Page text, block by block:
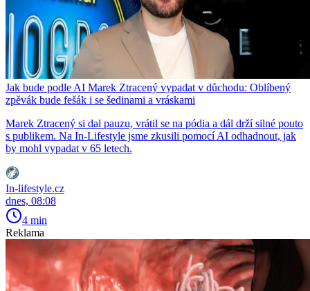
Jak bude podle AI Marek Ztracený vypadat v důchodu: Oblíbený
zpěvák bude fešák i se šedinami a vráskami
Marek Ztracený si dal pauzu, vrátil se na pódia a dál drží silné pouto
s publikem. Na In-Lifestyle jsme zkusili pomocí AI odhadnout, jak
by mohl vypadat v 65 letech.
In-lifestyle.cz
dnes, 08:08
4 min
Reklama